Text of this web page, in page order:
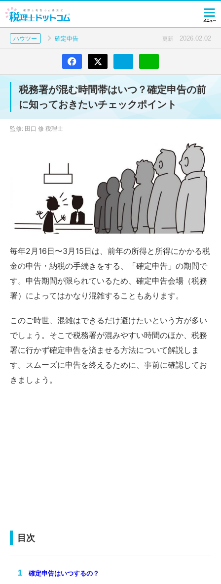
ハウツー 確定申告 更新 2026.02.02
税務署が混む時間帯はいつ？確定申告の前
に知っておきたいチェックポイント
監修: 田口 修 税理士
毎年2月16日〜3月15日は、前年の所得と所得にかかる税
金の申告・納税の手続きをする、「確定申告」の期間で
す。申告期間が限られているため、確定申告会場（税務
署）によってはかなり混雑することもあります。
このご時世、混雑はできるだけ避けたいという方が多い
でしょう。そこで税務署が混みやすい時間のほか、税務
署に行かず確定申告を済ませる方法について解説しま
す。スムーズに申告を終えるために、事前に確認してお
きましょう。
目次
確定申告はいつするの？